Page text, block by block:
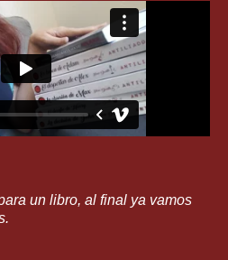
un libro, al final ya vamos